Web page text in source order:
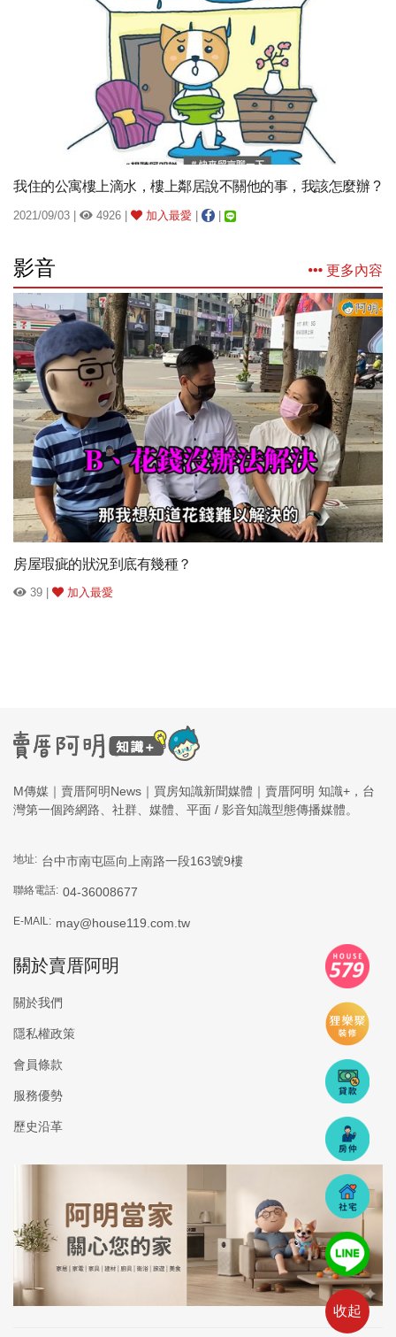
收起
我住的公寓樓上滴水，樓上鄰居說不關他的事，我該怎麼辦 ?
2021/09/03 | 4926 | 加入最愛 | |
影音 更多內容
房屋瑕疵的狀況到底有幾種？
39 | 加入最愛
M傳媒｜賣厝阿明News｜買房知識新聞媒體｜賣厝阿明 知識+，台
灣第一個跨網路、社群、媒體、平面 / 影音知識型態傳播媒體。
地址: 台中市南屯區向上南路一段163號9樓
聯絡電話: 04-36008677
E-MAIL: may@house119.com.tw
關於賣厝阿明
關於我們
隱私權政策
會員條款
服務優勢
歷史沿革